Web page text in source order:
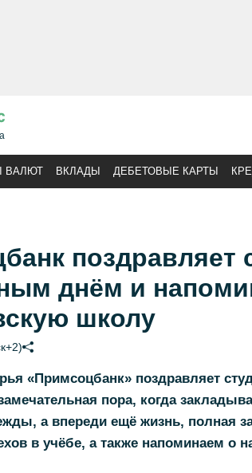
ВАЛЮТ ВКЛАДЫ ДЕБЕТОВЫЕ КАРТЫ
поздравляет
днём и
школу
«Примсоцбанк» поздравляет
пора, когда
а впереди ещё жизнь, полная
в учёбе, а также напоминаем о